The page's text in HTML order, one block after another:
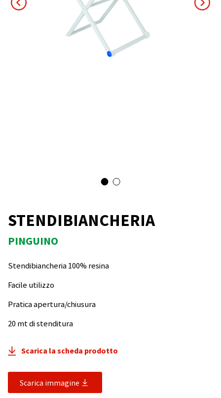
STENDIBIANCHERIA
PINGUINO
Stendibiancheria 100% resina
Facile utilizzo
Pratica apertura/chiusura
20 mt di stenditura
Scarica la scheda prodotto
Scarica immagine